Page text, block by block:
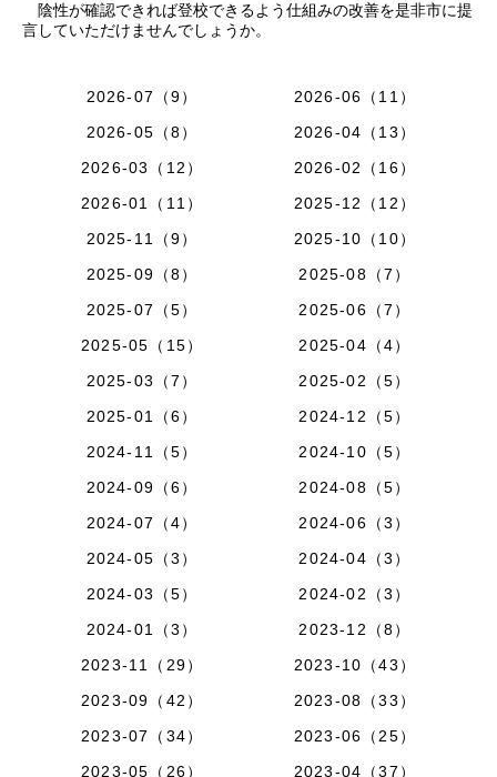
陰性が確認できれば登校できるよう仕組みの改善を是非市に提
言していただけませんでしょうか。
2026-07（9）
2026-06（11）
2026-05（8）
2026-04（13）
2026-03（12）
2026-02（16）
2026-01（11）
2025-12（12）
2025-11（9）
2025-10（10）
2025-09（8）
2025-08（7）
2025-07（5）
2025-06（7）
2025-05（15）
2025-04（4）
2025-03（7）
2025-02（5）
2025-01（6）
2024-12（5）
2024-11（5）
2024-10（5）
2024-09（6）
2024-08（5）
2024-07（4）
2024-06（3）
2024-05（3）
2024-04（3）
2024-03（5）
2024-02（3）
2024-01（3）
2023-12（8）
2023-11（29）
2023-10（43）
2023-09（42）
2023-08（33）
2023-07（34）
2023-06（25）
2023-05（26）
2023-04（37）